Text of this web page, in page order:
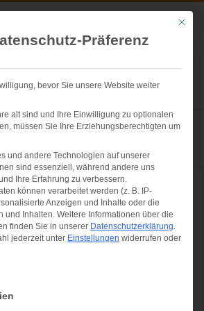
Swoboda
Herzlich willkommen
Löwenanlage in
Mit
Präferenz
bevor Sie unsere Website weiter
alt sind und Ihre Einwilligung zu optionalen
müssen Sie Ihre Erziehungsberechtigten um
und andere Technologien auf unserer
sind essenziell, während andere uns
Ihre Erfahrung zu verbessern.
können verarbeitet werden (z. B. IP-
Anzeigen und Inhalte oder die
und Inhalten. Weitere Informationen über die
finden Sie in unserer Datenschutzerklärung.
jederzeit unter Einstellungen widerrufen oder
Service-Gruppen, für die eine Einwilligung